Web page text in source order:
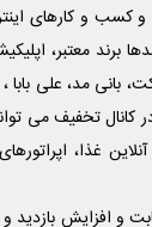
کسب و‌ کارهای
برند معتبر،
بانی مد، علی‌ بابا ،
تخفیف می
غذا،
و افزایش بازدید